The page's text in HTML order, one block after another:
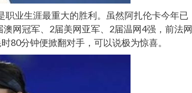
业生涯最重大的胜利。虽然阿扎伦卡今年已
网冠军、2届美网亚军、2届温网4强，前法网
80分钟便掀翻对手，可以说极为惊喜。